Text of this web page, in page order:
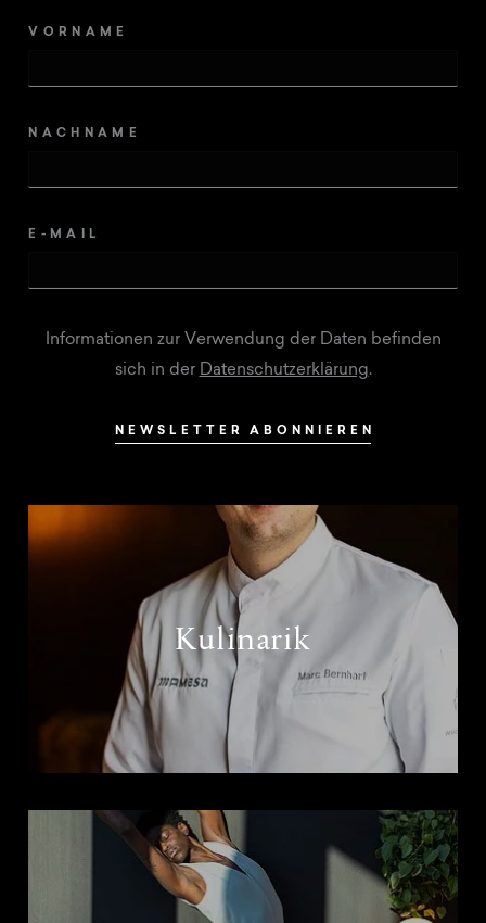
Kulinarik
VORNAME
NACHNAME
E-MAIL
Informationen zur Verwendung der Daten befinden
sich in der Datenschutzerklärung.
NEWSLETTER ABONNIEREN